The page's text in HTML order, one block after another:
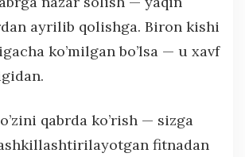
ayrilib qolishga. Biron kishi
ko’milgan bo’lsa — u xavf
qabrda ko’rish — sizga
fitnadan